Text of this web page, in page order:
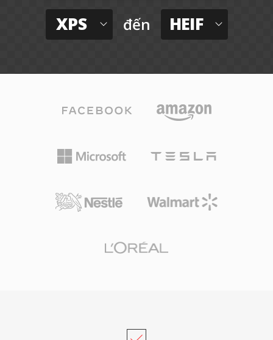
XPS đến HEIF